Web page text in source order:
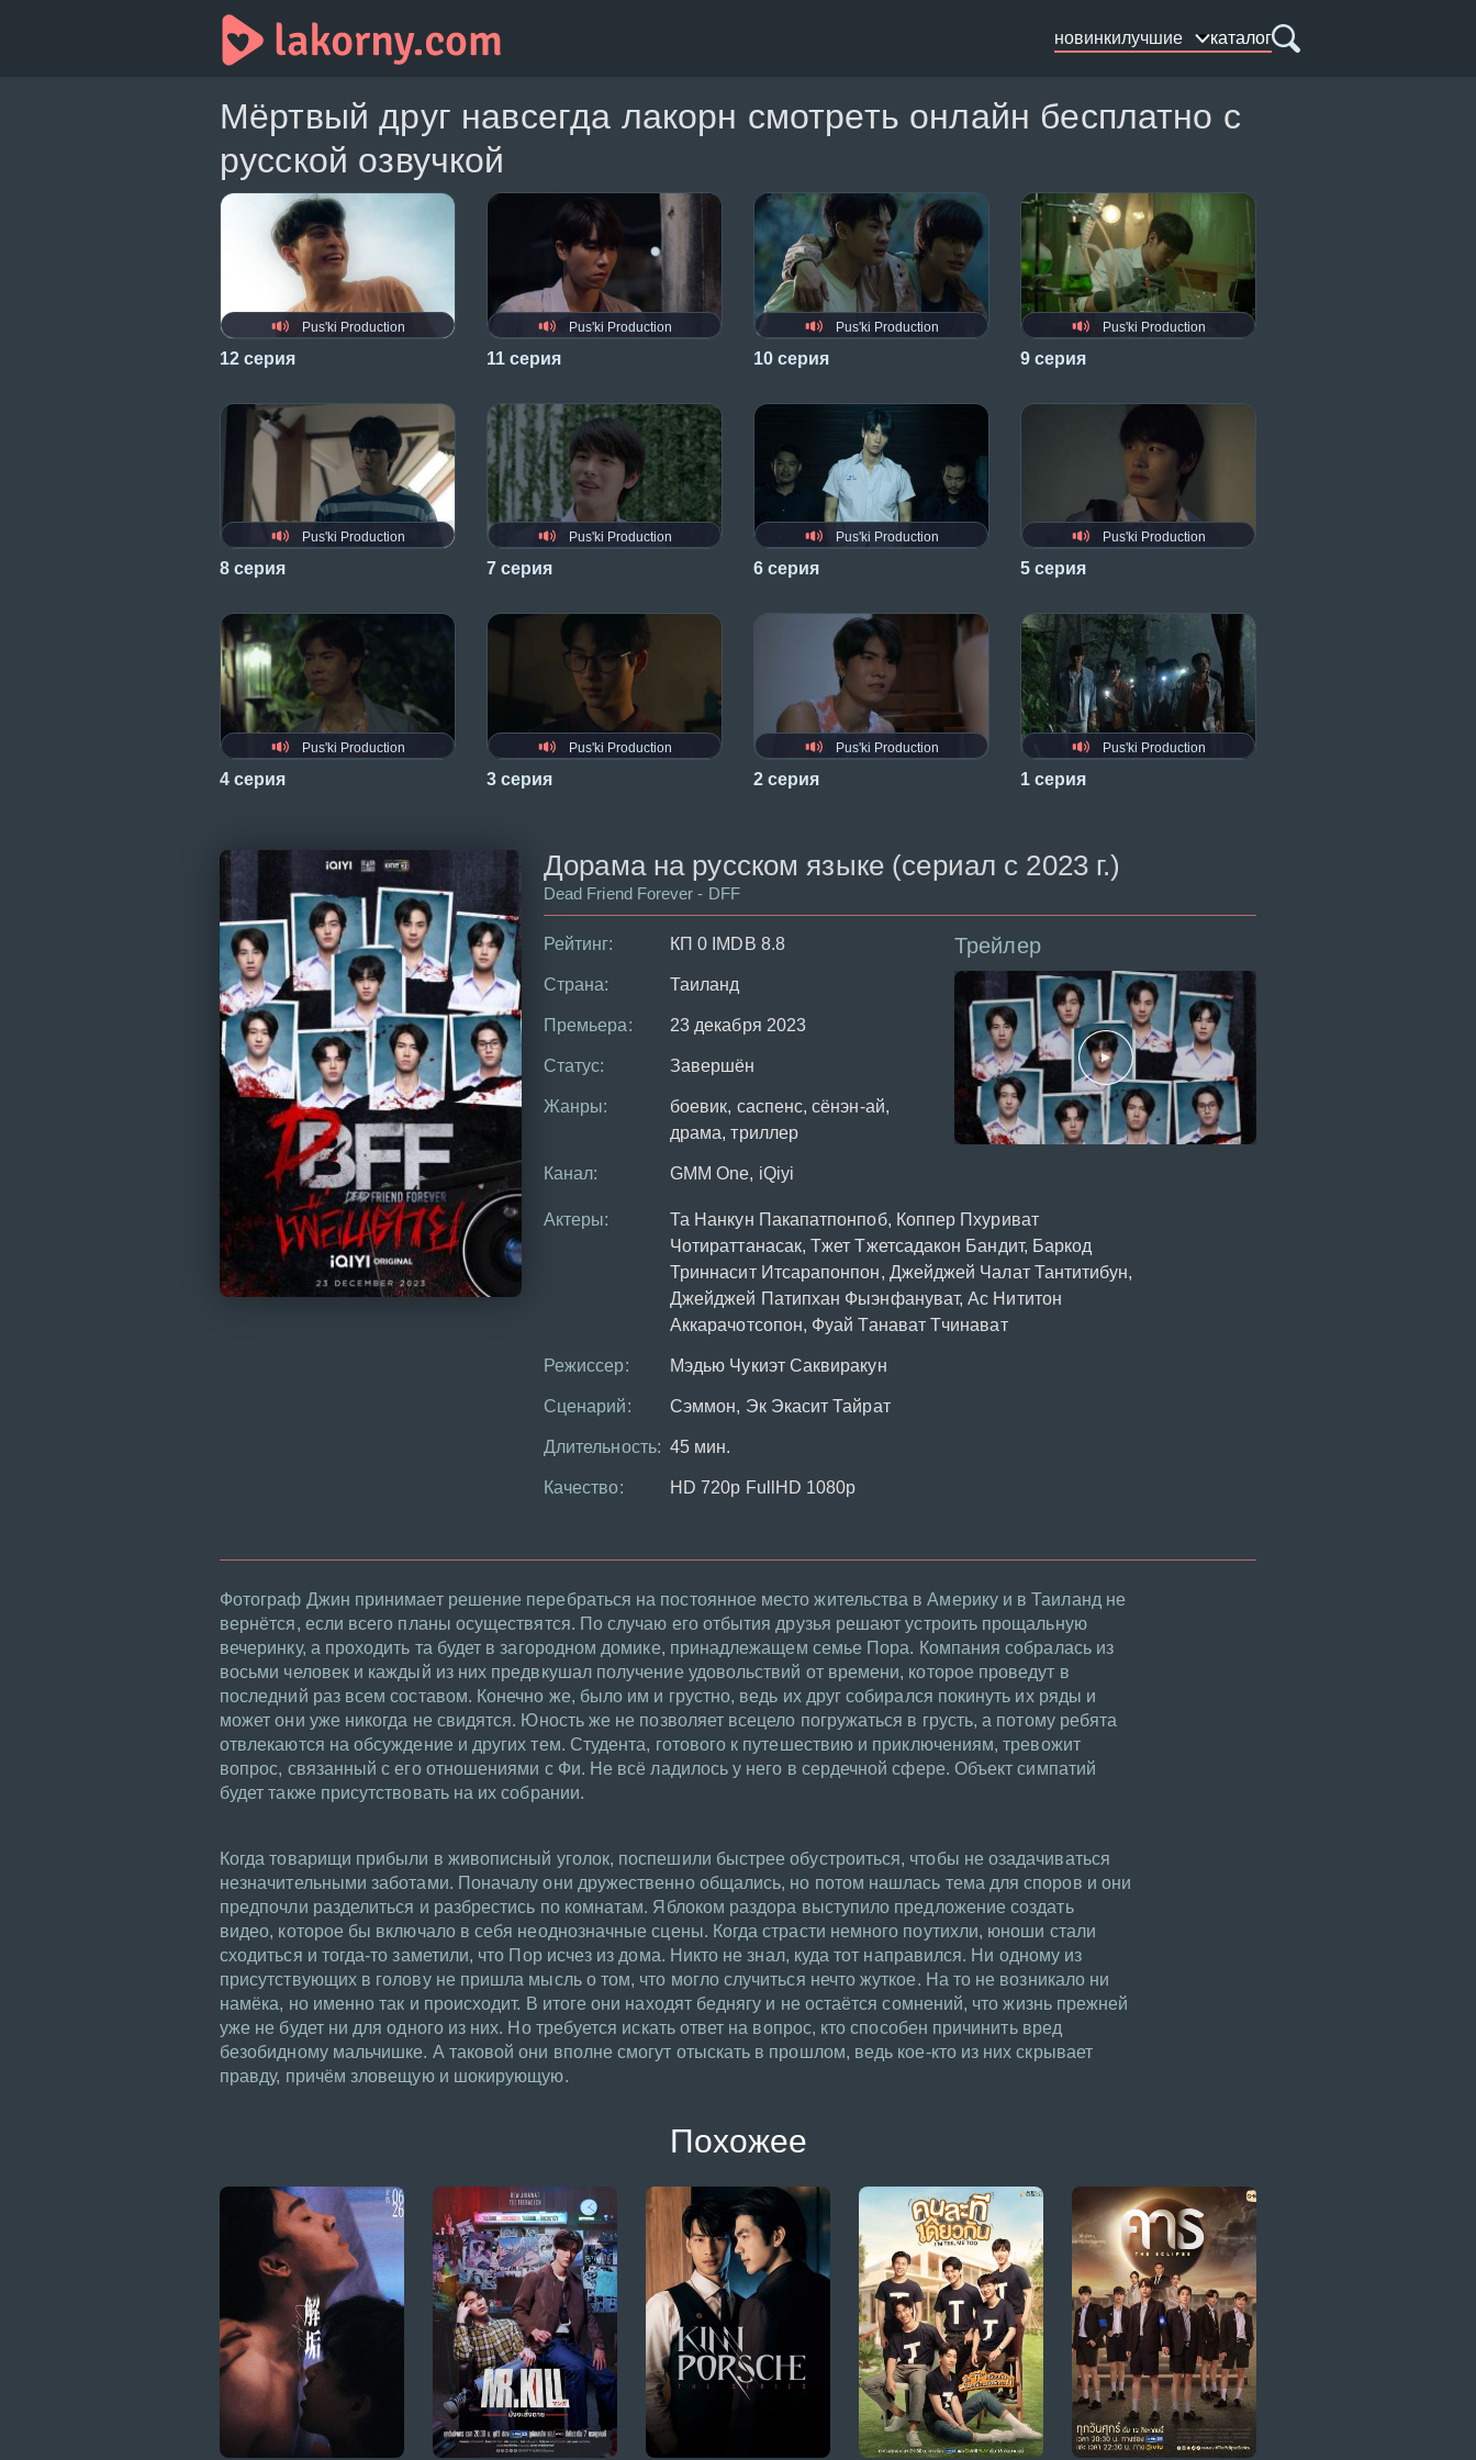
новинкилучшие каталог
Мёртвый друг навсегда лакорн смотреть онлайн бесплатно с
русской озвучкой
Pus'ki Production
12 серия
Pus'ki Production
11 серия
Pus'ki Production
10 серия
Pus'ki Production
9 серия
Pus'ki Production
8 серия
Pus'ki Production
7 серия
Pus'ki Production
6 серия
Pus'ki Production
5 серия
Pus'ki Production
4 серия
Pus'ki Production
3 серия
Pus'ki Production
2 серия
Pus'ki Production
1 серия
Дорама на русском языке (сериал с 2023 г.)
Dead Friend Forever - DFF
Рейтинг: КП 0 IMDB 8.8
Страна: Таиланд
Премьера: 23 декабря 2023
Статус: Завершён
Жанры:
боевик, саспенс, сёнэн-ай,
драма, триллер
Канал: GMM One, iQiyi
Трейлер
Актеры:
Та Нанкун Пакапатпонпоб, Коппер Пхуриват
Чотираттанасак, Тжет Тжетсадакон Бандит, Баркод
Триннасит Итсарапонпон, Джейджей Чалат Тантитибун,
Джейджей Патипхан Фыэнфануват, Ас Нититон
Аккарачотсопон, Фуай Танават Тчинават
Режиссер: Мэдью Чукиэт Саквиракун
Сценарий: Сэммон, Эк Экасит Тайрат
Длительность: 45 мин.
Качество: HD 720p FullHD 1080p
Фотограф Джин принимает решение перебраться на постоянное место жительства в Америку и в Таиланд не
вернётся, если всего планы осуществятся. По случаю его отбытия друзья решают устроить прощальную
вечеринку, а проходить та будет в загородном домике, принадлежащем семье Пора. Компания собралась из
восьми человек и каждый из них предвкушал получение удовольствий от времени, которое проведут в
последний раз всем составом. Конечно же, было им и грустно, ведь их друг собирался покинуть их ряды и
может они уже никогда не свидятся. Юность же не позволяет всецело погружаться в грусть, а потому ребята
отвлекаются на обсуждение и других тем. Студента, готового к путешествию и приключениям, тревожит
вопрос, связанный с его отношениями с Фи. Не всё ладилось у него в сердечной сфере. Объект симпатий
будет также присутствовать на их собрании.
Когда товарищи прибыли в живописный уголок, поспешили быстрее обустроиться, чтобы не озадачиваться
незначительными заботами. Поначалу они дружественно общались, но потом нашлась тема для споров и они
предпочли разделиться и разбрестись по комнатам. Яблоком раздора выступило предложение создать
видео, которое бы включало в себя неоднозначные сцены. Когда страсти немного поутихли, юноши стали
сходиться и тогда-то заметили, что Пор исчез из дома. Никто не знал, куда тот направился. Ни одному из
присутствующих в голову не пришла мысль о том, что могло случиться нечто жуткое. На то не возникало ни
намёка, но именно так и происходит. В итоге они находят беднягу и не остаётся сомнений, что жизнь прежней
уже не будет ни для одного из них. Но требуется искать ответ на вопрос, кто способен причинить вред
безобидному мальчишке. А таковой они вполне смогут отыскать в прошлом, ведь кое-кто из них скрывает
правду, причём зловещую и шокирующую.
Похожее